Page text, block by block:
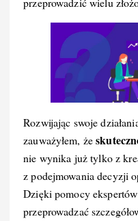
Rozwijając swoje
zauważyłem, że
nie wynika już tylko z
z podejmowania decyzji
Dzięki pomocy
przeprowadzać